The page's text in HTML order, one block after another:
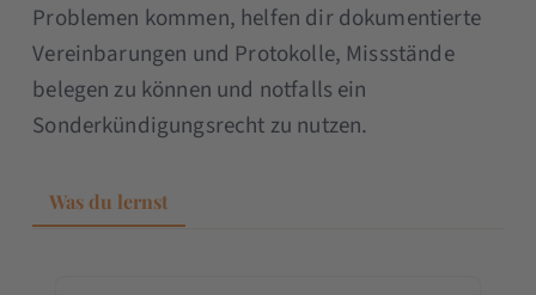
Problemen kommen, helfen dir dokumentierte
Vereinbarungen und Protokolle, Missstände
belegen zu können und notfalls ein
Sonderkündigungsrecht zu nutzen.
Was du lernst